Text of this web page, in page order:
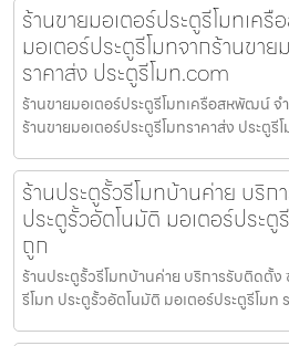
ร้านขายมอเตอร์ประตูรีโมทเค
มอเตอร์ประตูรีโมทจากร้านขาย
ราคาส่ง ประตูรีโมท.com
ร้านขายมอเตอร์ประตูรีโมทเครือสหพัฒน์ จ
ร้านขายมอเตอร์ประตูรีโมทราคาส่ง ประตู
ร้านประตูรั้วรีโมทบ้านค่าย บริ
ประตูรั้วอัตโนมัติ มอเตอร์ประตู
ถูก
ร้านประตูรั้วรีโมทบ้านค่าย บริการรับติดตั้ง
รีโมท ประตูรั้วอัตโนมัติ มอเตอร์ประตูรีโมท